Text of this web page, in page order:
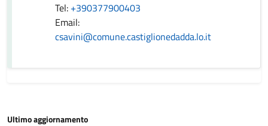
Tel: +390377900403
Email:
csavini@comune.castiglionedadda.lo.it
Ultimo aggiornamento